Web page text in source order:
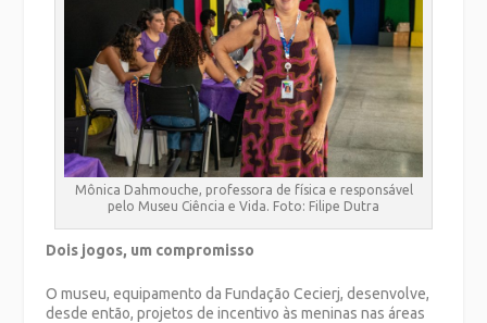
Mônica Dahmouche, professora de física e responsável
pelo Museu Ciência e Vida. Foto: Filipe Dutra
Dois jogos, um compromisso
O museu, equipamento da Fundação Cecierj, desenvolve,
desde então, projetos de incentivo às meninas nas áreas